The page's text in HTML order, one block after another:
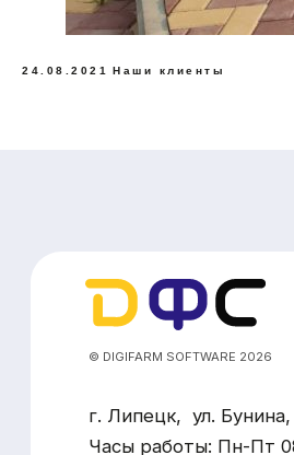
24.08.2021 Наши клиенты
DairyComp 305
Разработка сайта
Политика конфиденциальности